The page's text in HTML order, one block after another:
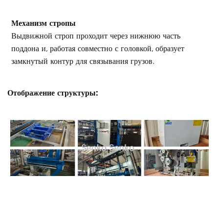
Механизм стропы
Выдвижной строп проходит через нижнюю часть
поддона и, работая совместно с головкой, образует
замкнутый контур для связывания грузов.
Отображение структуры: